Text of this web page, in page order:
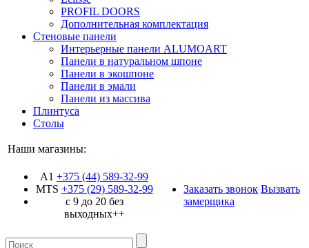
PROFIL DOORS
Дополнительная комплектация
Стеновые панели
Интерьерные панели ALUMOART
Панели в натуральном шпоне
Панели в экошпоне
Панели в эмали
Панели из массива
Плинтуса
Столы
Наши магазины:
A1 +375 (44) 589-32-99
MTS +375 (29)589-32-99
с 9 до 20 без
выходных++
Заказать звонок Вызвать
замерщика